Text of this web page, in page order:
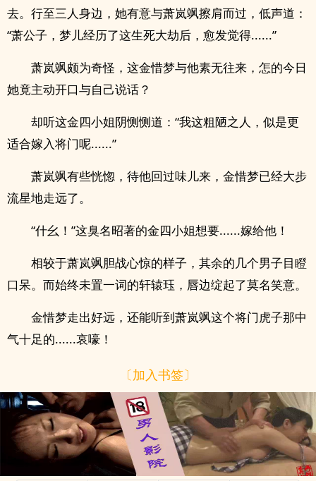
去。行至三人身边，她有意与萧岚飒擦肩而过，低声道：
“萧公子，梦儿经历了这生死大劫后，愈发觉得......”
萧岚飒颇为奇怪，这金惜梦与他素无往来，怎的今日
她竟主动开口与自己说话？
却听这金四小姐阴恻恻道：“我这粗陋之人，似是更
适合嫁入将门呢......”
萧岚飒有些恍惚，待他回过味儿来，金惜梦已经大步
流星地走远了。
“什幺！”这臭名昭著的金四小姐想要......嫁给他！
相较于萧岚飒胆战心惊的样子，其余的几个男子目瞪
口呆。而始终未置一词的轩辕珏，唇边绽起了莫名笑意。
金惜梦走出好远，还能听到萧岚飒这个将门虎子那中
气十足的......哀嚎！
〔加入书签〕